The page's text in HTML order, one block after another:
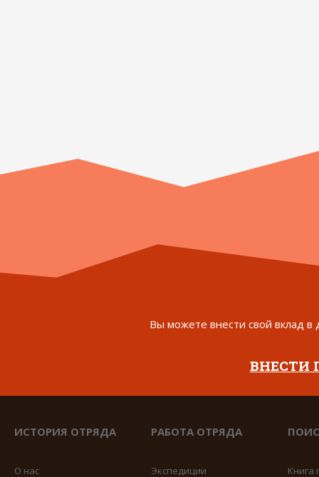
Вы можете внести свой вклад в
ВНЕСТИ
ИСТОРИЯ ОТРЯДА
О нас
РАБОТА ОТРЯДА
Экспедиции Книга